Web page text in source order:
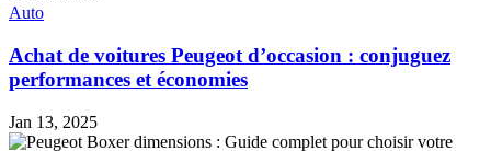
Auto
Achat de voitures Peugeot d’occasion : conjuguez
performances et économies
Jan 13, 2025